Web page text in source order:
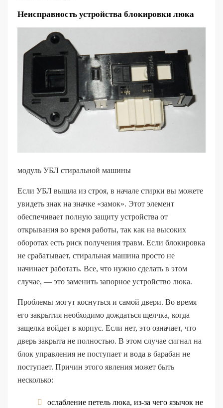
Неисправность устройства блокировки люка
модуль УБЛ стиральной машины
Если УБЛ вышла из строя, в начале стирки вы можете
увидеть знак на значке «замок». Этот элемент
обеспечивает полную защиту устройства от
открывания во время работы, так как на высоких
оборотах есть риск получения травм. Если блокировка
не срабатывает, стиральная машина просто не
начинает работать. Все, что нужно сделать в этом
случае, — это заменить запорное устройство люка.
Проблемы могут коснуться и самой двери. Во время
его закрытия необходимо дождаться щелчка, когда
защелка войдет в корпус. Если нет, это означает, что
дверь закрыта не полностью. В этом случае сигнал на
блок управления не поступает и вода в барабан не
поступает. Причин этого явления может быть
несколько:
ослабление петель люка, из-за чего язычок не